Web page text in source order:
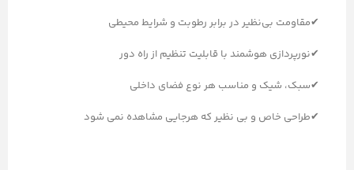
✔مقاومت بی‌نظیر در برابر رطوبت و شرایط محیطی
✔نورپردازی هوشمند با قابلیت تنظیم از راه دور
✔سبک، شیک و مناسب هر نوع فضای داخلی
✔طراحی خاص و بی نظیر که هرجایی مشاهده نمی شود